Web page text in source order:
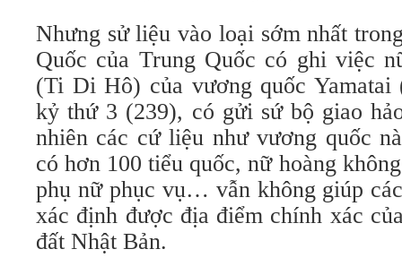
Nhưng sử liệu vào loại sớm nhất
Quốc của Trung Quốc có ghi việc
(Ti Di Hô) của vương quốc
kỷ thứ 3 (239), có gửi sứ bộ giao
nhiên các cứ liệu như vương quốc
có hơn 100 tiểu quốc, nữ hoàng
phụ nữ phục vụ… vẫn không giúp
xác định được địa điểm chính xác
đất Nhật Bản.